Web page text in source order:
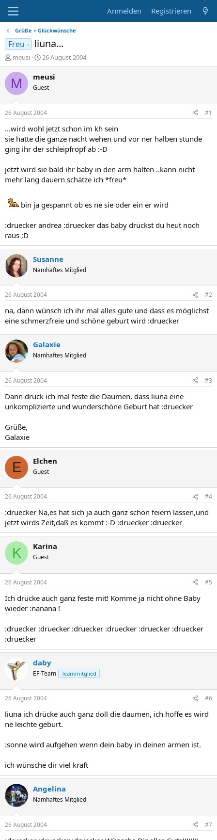
Anmelden Registrieren
Grüße + Glückwünsche
Freu - liuna...
E
r
s
t
e
r
meusi
E
r
s
e
l
t
a
m
26 August 2004
M meusi
Guest
26 August 2004 #1
...wird wohl jetzt schon im kh sein
sie hatte die ganze nacht wehen und vor ner halben stunde
ging ihr der schleipfropf ab :-D
jetzt wird sie bald ihr baby in den arm halten ..kann nicht
mehr lang dauern schätze ich *freu*
bin ja gespannt ob es ne sie oder ein er wird
:druecker andrea :druecker das baby drückst du heut noch
raus ;D
Susanne
Namhaftes Mitglied
26 August 2004 #2
na, dann wünsch ich ihr mal alles gute und dass es möglichst
eine schmerzfreie und schöne geburt wird :druecker
Galaxie
Namhaftes Mitglied
26 August 2004 #3
Dann drück ich mal feste die Daumen, dass liuna eine
unkomplizierte und wunderschöne Geburt hat :druecker
Grüße,
Galaxie
E Elchen
Guest
26 August 2004 #4
:druecker Na,es hat sich ja auch ganz schön feiern lassen,und
jetzt wirds Zeit,daß es kommt :-D :druecker :druecker
K Karina
Guest
26 August 2004 #5
Ich drücke auch ganz feste mit! Komme ja nicht ohne Baby
wieder :nanana !
:druecker :druecker :druecker :druecker :druecker :druecker
:druecker
daby
EF-Team Teammitglied
26 August 2004 #6
liuna ich drücke auch ganz doll die daumen, ich hoffe es wird
ne leichte geburt.
:sonne wird aufgehen wenn dein baby in deinen armen ist.
ich wünsche dir viel kraft
Angelina
Namhaftes Mitglied
26 August 2004 #7